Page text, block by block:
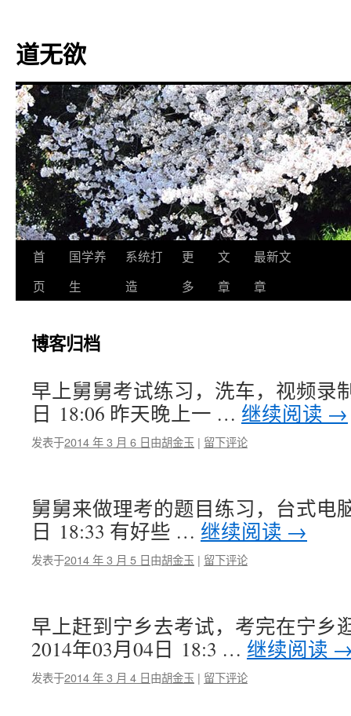
道无欲
跳
文
首
页
国学养
生
系统打
造
更
多
文
章
最新文
章
博客归档
早上舅舅考试练习，洗车，视频录
日 18:06 昨天晚上一 … 继续阅读 →
发表于2014 年 3 月 6 日由胡金玉 | 留下评论
舅舅来做理考的题目练习，台式电
日 18:33 有好些 … 继续阅读 →
发表于2014 年 3 月 5 日由胡金玉 | 留下评论
早上赶到宁乡去考试，考完在宁乡
2014年03月04日 18:3 … 继续阅读
发表于2014 年 3 月 4 日由胡金玉 | 留下评论